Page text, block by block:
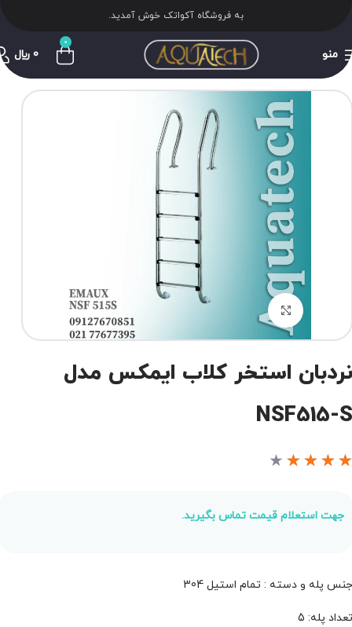
به فروشگاه آکواتک خوش آمدید.
منو
0
0 ﷼
برای بزرگنمایی کلیک کنید
استخر کلاب ایمکس مدل
NSF515-
★
★
★
★
جهت استعلام قیمت تماس بگیرید.
پله و دسته : تمام استیل 304
پله: 5